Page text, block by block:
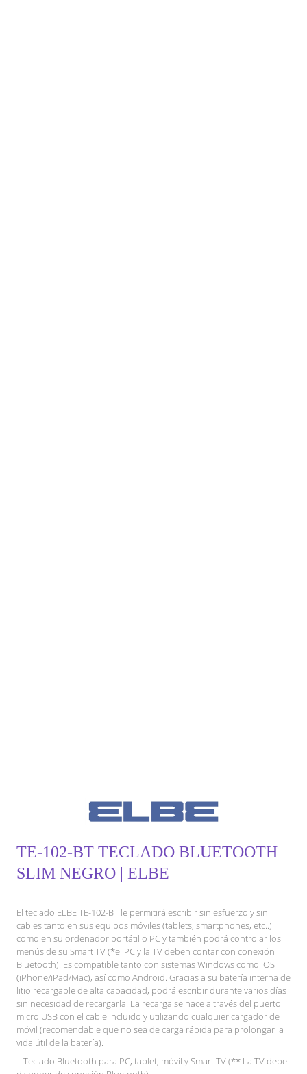
TE-102-BT TECLADO BLUETOOTH
SLIM NEGRO | ELBE
El teclado ELBE TE-102-BT le permitirá escribir sin esfuerzo y sin
cables tanto en sus equipos móviles (tablets, smartphones, etc..)
como en su ordenador portátil o PC y también podrá controlar los
menús de su Smart TV (*el PC y la TV deben contar con conexión
Bluetooth). Es compatible tanto con sistemas Windows como iOS
(iPhone/iPad/Mac), así como Android. Gracias a su batería interna de
litio recargable de alta capacidad, podrá escribir durante varios días
sin necesidad de recargarla. La recarga se hace a través del puerto
micro USB con el cable incluido y utilizando cualquier cargador de
móvil (recomendable que no sea de carga rápida para prolongar la
vida útil de la batería).
– Teclado Bluetooth para PC, tablet, móvil y Smart TV (** La TV debe